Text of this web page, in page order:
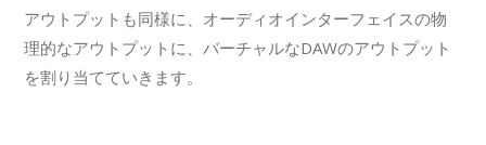
アウトプットも同様に、オーディオインターフェイスの物
理的なアウトプットに、バーチャルなDAWのアウトプット
を割り当てていきます。